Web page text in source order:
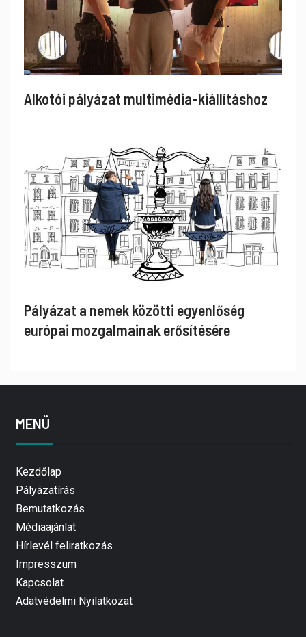
Alkotói pályázat multimédia-kiállításhoz
Pályázat a nemek közötti egyenlőség
európai mozgalmainak erősítésére
MENÜ
Kezdőlap
Pályázatírás
Bemutatkozás
Médiaajánlat
Hírlevél feliratkozás
Impresszum
Kapcsolat
Adatvédelmi Nyilatkozat